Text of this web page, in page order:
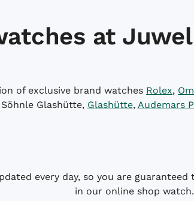
at
of exclusive brand watches Rolex,
Glashütte, Glashütte, Audemars
every day, so you are
in our online shop